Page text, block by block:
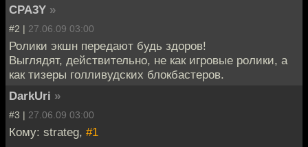
CPA3Y »
#2 | 27.06.09 03:00
Ролики экшн передают будь здоров!
Выглядят, действительно, не как игровые ролики, а
как тизеры голливудских блокбастеров.
DarkUri »
#3 | 27.06.09 03:00
Кому: strateg, #1